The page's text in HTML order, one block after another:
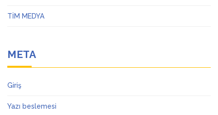
TİM MEDYA
META
Giriş
Yazı beslemesi